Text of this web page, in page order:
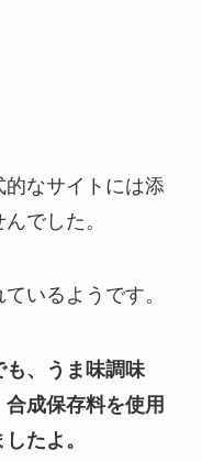
なサイトには添
でした。
いるようです。
も、うま味調味
成保存料を使用
たよ。